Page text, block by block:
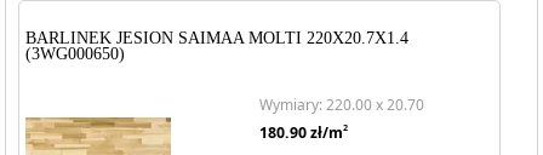
BARLINEK JESION SAIMAA MOLTI 220X20.7X1.4
(3WG000650)
Wymiary: 220.00 x 20.70
180.90zł/m2